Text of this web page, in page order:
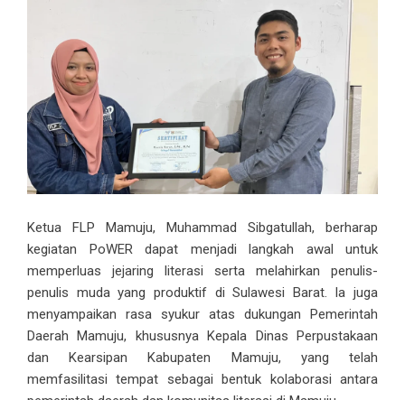
Ketua FLP Mamuju, Muhammad Sibgatullah, berharap
kegiatan PoWER dapat menjadi langkah awal untuk
memperluas jejaring literasi serta melahirkan penulis-
penulis muda yang produktif di Sulawesi Barat. Ia juga
menyampaikan rasa syukur atas dukungan Pemerintah
Daerah Mamuju, khususnya Kepala Dinas Perpustakaan
dan Kearsipan Kabupaten Mamuju, yang telah
memfasilitasi tempat sebagai bentuk kolaborasi antara